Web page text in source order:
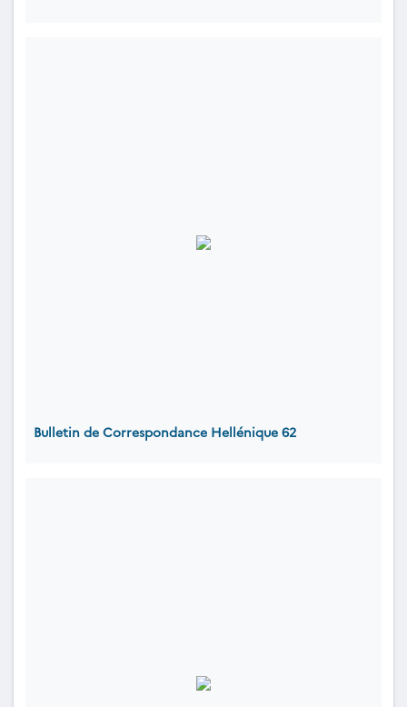
Bulletin de Correspondance Hellénique 62